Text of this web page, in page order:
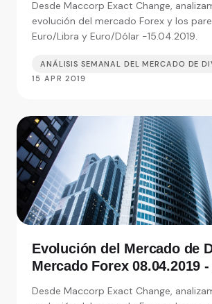
de moneda
Desde Maccorp Exact Change,
evolución del mercado Forex y los
Euro/Libra y Euro/Dólar -15.04.2019.
ANÁLISIS SEMANAL DEL MERCADO DE
15 APR 2019
Evolución del Mercado de
Mercado Forex 08.04.2019
de moneda
Desde Maccorp Exact Change,